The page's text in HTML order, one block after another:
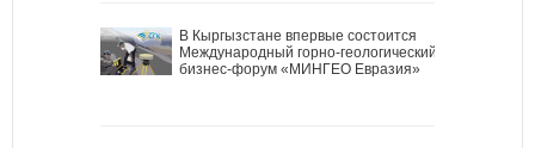
В Кыргызстане впервые состоится
Международный горно-геологический
бизнес-форум «МИНГЕО Евразия»